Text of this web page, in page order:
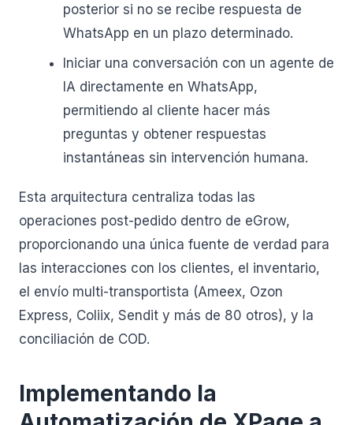
posterior si no se recibe respuesta de
WhatsApp en un plazo determinado.
Iniciar una conversación con un agente de
IA directamente en WhatsApp,
permitiendo al cliente hacer más
preguntas y obtener respuestas
instantáneas sin intervención humana.
Esta arquitectura centraliza todas las
operaciones post-pedido dentro de eGrow,
proporcionando una única fuente de verdad para
las interacciones con los clientes, el inventario,
el envío multi-transportista (Ameex, Ozon
Express, Coliix, Sendit y más de 80 otros), y la
conciliación de COD.
Implementando la